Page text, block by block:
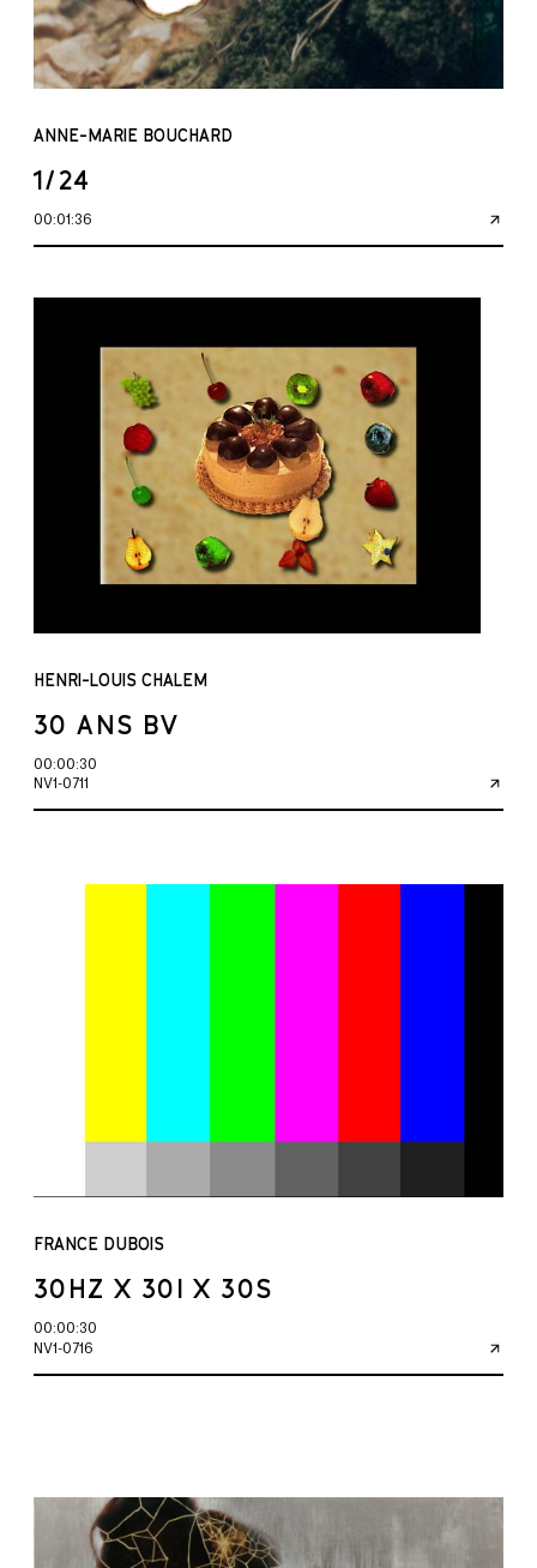
ANNE-MARIE BOUCHARD
1/24
00:01:36
HENRI-LOUIS CHALEM
30 ANS BV
00:00:30
NV1-0711
FRANCE DUBOIS
30HZ X 30I X 30S
00:00:30
NV1-0716